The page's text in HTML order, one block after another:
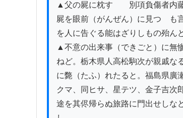
▲父の屍に枕す　　別項負傷者内
屍を眼前（がんぜん）に見つゝも
を人に告ぐる能はざりしもの殆ん
▲不意の出来事（できごと）に無
ねど。栃木県人高松駒次が親戚な
に斃（たふ）れたると。福島県廣
クマ、同ヒサ、星テツ、金子吉次
途を其侭帰らぬ旅路に門出せしな